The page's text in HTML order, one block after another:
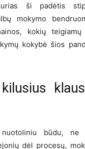
ši padėtis
mokymo
kokių
kokybė šios
nuotoliniu būdu, ne
dėl procesų,